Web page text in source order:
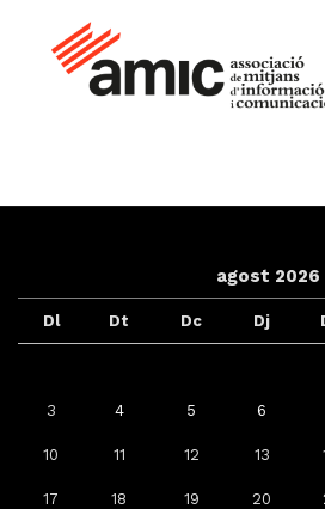
agost 2026
Dl Dt Dc Dj
3 4 5 6
10 11 12 13
17 18 19 20